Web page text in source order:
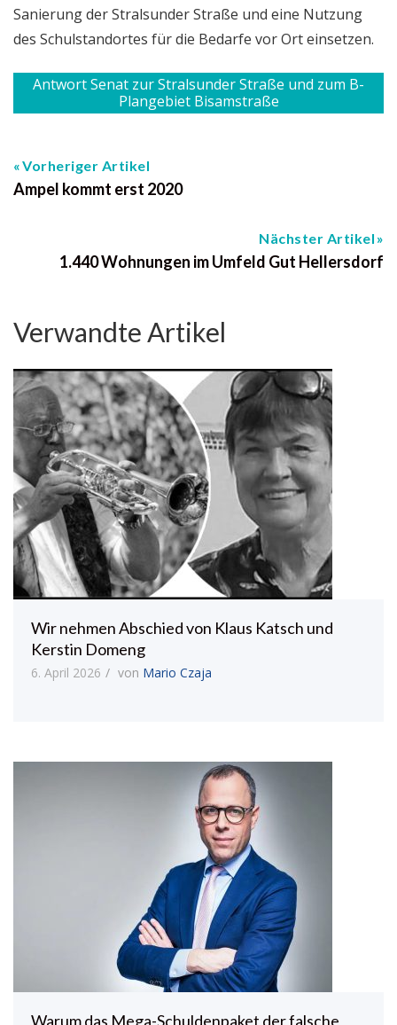
Sanierung der Stralsunder Straße und eine Nutzung
des Schulstandortes für die Bedarfe vor Ort einsetzen.
Antwort Senat zur Stralsunder Straße und zum B-
Plangebiet Bisamstraße
Vorheriger Artikel
Ampel kommt erst 2020
Nächster Artikel
1.440 Wohnungen im Umfeld Gut Hellersdorf
Verwandte Artikel
Wir nehmen Abschied von Klaus Katsch und
Kerstin Domeng
6. April 2026 von Mario Czaja
Warum das Mega-Schuldenpaket der falsche